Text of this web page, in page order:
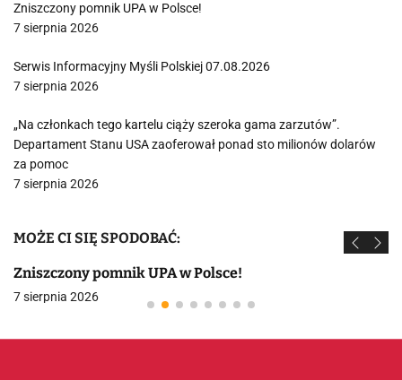
Zniszczony pomnik UPA w Polsce!
7 sierpnia 2026
Serwis Informacyjny Myśli Polskiej 07.08.2026
7 sierpnia 2026
„Na członkach tego kartelu ciąży szeroka gama zarzutów”.
Departament Stanu USA zaoferował ponad sto milionów dolarów
za pomoc
7 sierpnia 2026
MOŻE CI SIĘ SPODOBAĆ:
Zniszczony pomnik UPA w Polsce!
7 sierpnia 2026